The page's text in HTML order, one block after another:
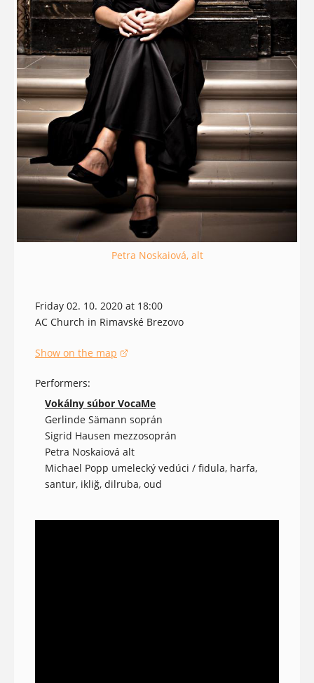
Friday 02. 10. 2020 at 18:00
AC Church in Rimavské Brezovo
Show on the map
(opens in a new window)
Performers:
Vokálny súbor VocaMe
Gerlinde Sämann soprán
Sigrid Hausen mezzosoprán
Petra Noskaiová alt
Michael Popp umelecký vedúci / fidula, harfa,
santur, ikliğ, dilruba, oud
Petra Noskaiová, alt